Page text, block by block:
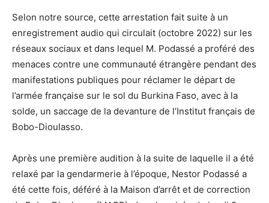
Selon notre source, cette arrestation fait suite à un
enregistrement audio qui circulait (octobre 2022) sur les
réseaux sociaux et dans lequel M. Podassé a proféré des
menaces contre une communauté étrangère pendant des
manifestations publiques pour réclamer le départ de
l’armée française sur le sol du Burkina Faso, avec à la
solde, un saccage de la devanture de l’Institut français de
Bobo-Dioulasso.
Après une première audition à la suite de laquelle il a été
relaxé par la gendarmerie à l’époque, Nestor Podassé a
été cette fois, déféré à la Maison d’arrêt et de correction